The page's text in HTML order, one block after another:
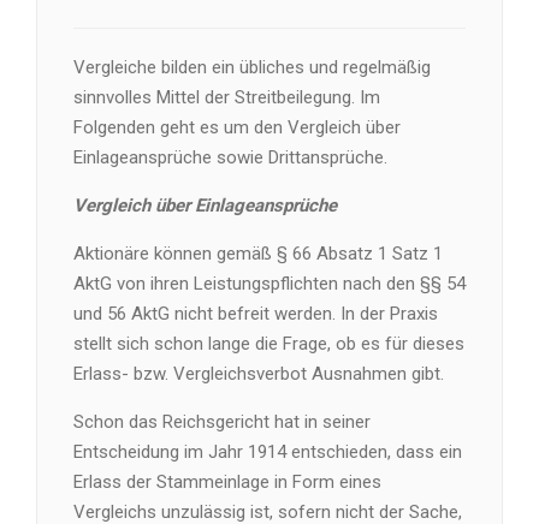
Vergleiche bilden ein übliches und regelmäßig
sinnvolles Mittel der Streitbeilegung. Im
Folgenden geht es um den Vergleich über
Einlageansprüche sowie Drittansprüche.
Vergleich über Einlageansprüche
Aktionäre können gemäß § 66 Absatz 1 Satz 1
AktG von ihren Leistungspflichten nach den §§ 54
und 56 AktG nicht befreit werden. In der Praxis
stellt sich schon lange die Frage, ob es für dieses
Erlass- bzw. Vergleichsverbot Ausnahmen gibt.
Schon das Reichsgericht hat in seiner
Entscheidung im Jahr 1914 entschieden, dass ein
Erlass der Stammeinlage in Form eines
Vergleichs unzulässig ist, sofern nicht der Sache,